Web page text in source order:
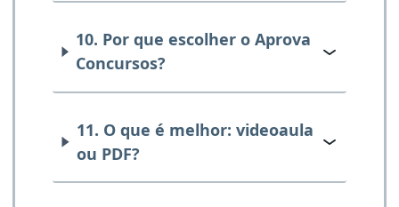
10. Por que escolher o Aprova
Concursos?
11. O que é melhor: videoaula
ou PDF?